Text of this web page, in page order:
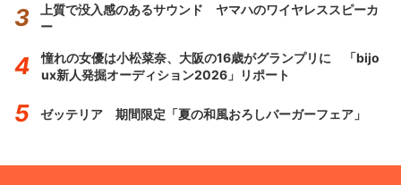
上質で没入感のあるサウンド ヤマハのワイヤレススピーカ
ー
憧れの女優は小松菜奈、大阪の16歳がグランプリに 「bijo
ux新人発掘オーディション2026」リポート
ゼッテリア 期間限定「夏の和風おろしバーガーフェア」